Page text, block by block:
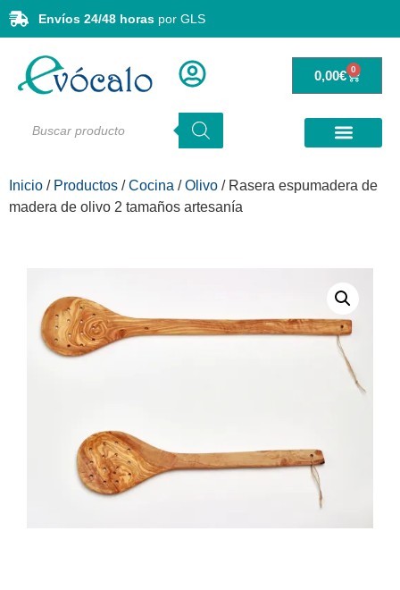
Envíos 24/48 horaspor GLS
0,00€ 0
Inicio / Productos /Cocina /Olivo / Rasera espumadera de
madera de olivo 2 tamaños artesanía